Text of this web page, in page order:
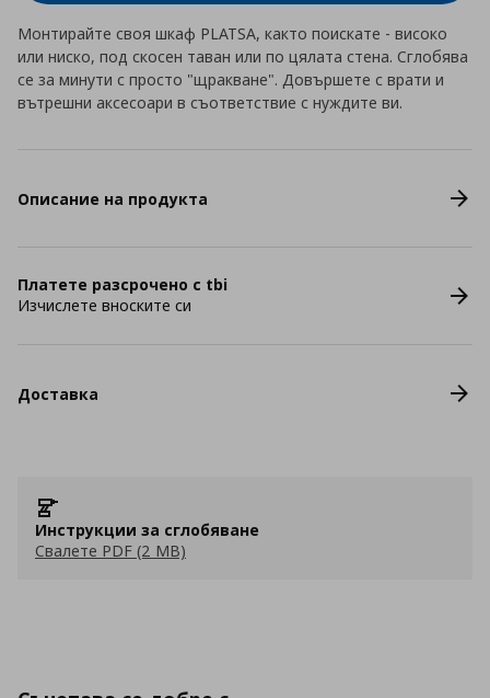
Монтирайте своя шкаф PLATSA, както поискате - високо
или ниско, под скосен таван или по цялата стена. Сглобява
се за минути с просто "щракване". Довършете с врати и
вътрешни аксесоари в съответствие с нуждите ви.
Описание на продукта
Платете разсрочено с tbi
Изчислете вноските си
Доставка
Инструкции за сглобяване
Свалете PDF (2 MB)